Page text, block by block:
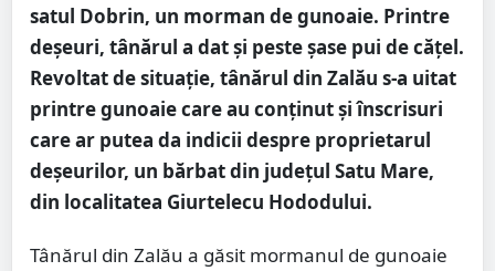
satul Dobrin, un morman de gunoaie. Printre
deșeuri, tânărul a dat și peste șase pui de cățel.
Revoltat de situație, tânărul din Zalău s-a uitat
printre gunoaie care au conținut și înscrisuri
care ar putea da indicii despre proprietarul
deșeurilor, un bărbat din județul Satu Mare,
din localitatea Giurtelecu Hododului.
Tânărul din Zalău a găsit mormanul de gunoaie